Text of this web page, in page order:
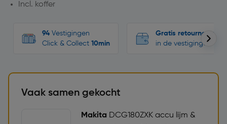
Incl. koffer
94 Vestigingen
Click & Collect 10min
Gratis retourneren
in de vestigingen
Vaak samen gekocht
Makita DCG180ZXK accu lijm &